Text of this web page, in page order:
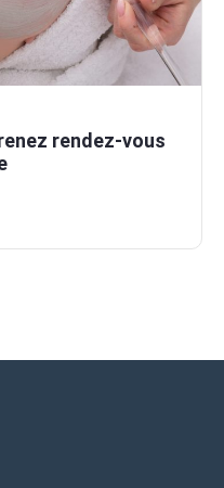
rendez-vous